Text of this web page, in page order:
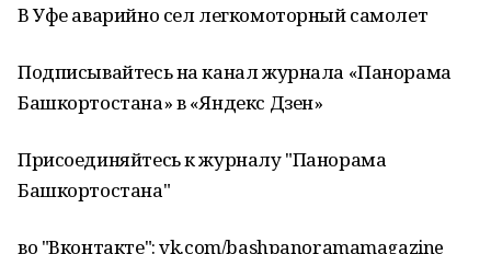
В Уфе аварийно сел легкомоторный самолет
Подписывайтесь на канал журнала «Панорама
Башкортостана» в «Яндекс Дзен»
Присоединяйтесь к журналу "Панорама
Башкортостана"
во "Вконтакте": vk.com/bashpanoramamagazine